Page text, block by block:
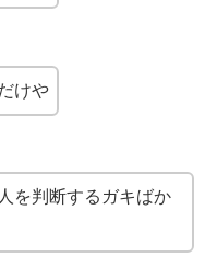
けや
を判断するガキばか